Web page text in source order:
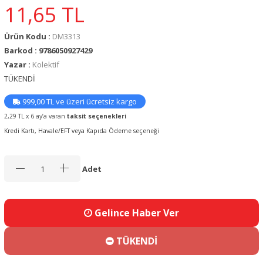
11,65 TL
Ürün Kodu : DM3313
Barkod : 9786050927429
Yazar : Kolektif
TÜKENDİ
999,00 TL ve üzeri ücretsiz kargo
2,29 TL x 6 ay’a varan taksit seçenekleri
Kredi Kartı, Havale/EFT veya Kapıda Ödeme seçeneği
Adet
Gelince Haber Ver
TÜKENDİ